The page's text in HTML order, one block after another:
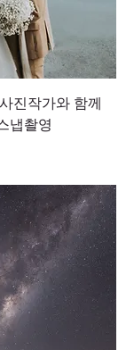
진작가와 함께
냅촬영